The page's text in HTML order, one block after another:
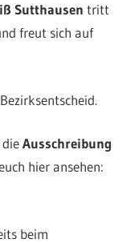
Sutthausen tritt
freut sich auf
dieAusschreibung
hier ansehen:
beim